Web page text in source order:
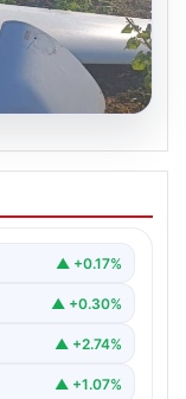
▲ +0.17%
▲ +0.30%
▲ +2.74%
▲ +1.07%